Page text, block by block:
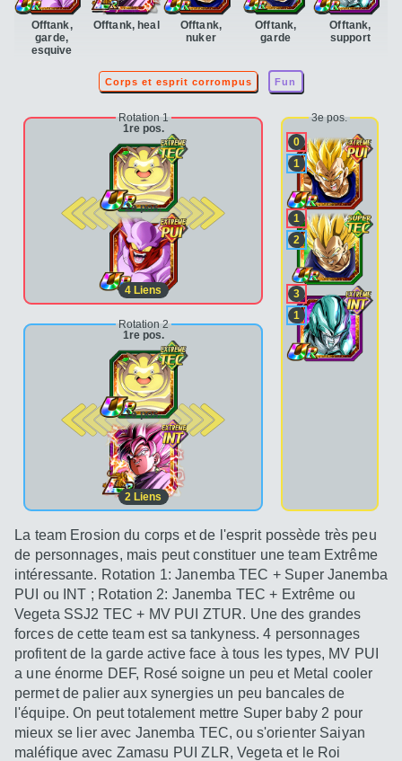
Offtank,
garde,
esquive
Offtank, heal
Offtank,
nuker
Offtank,
garde
Offtank,
support
Corps et esprit corrompus Fun
Rotation 1
1re pos.
2e pos.
4 Liens
Rotation 2
1re pos.
2e pos.
2 Liens
3e pos.
0
1
1
2
3
1
La team Erosion du corps et de l'esprit possède très peu
de personnages, mais peut constituer une team Extrême
intéressante. Rotation 1: Janemba TEC + Super Janemba
PUI ou INT ; Rotation 2: Janemba TEC + Extrême ou
Vegeta SSJ2 TEC + MV PUI ZTUR. Une des grandes
forces de cette team est sa tankyness. 4 personnages
profitent de la garde active face à tous les types, MV PUI
a une énorme DEF, Rosé soigne un peu et Metal cooler
permet de palier aux synergies un peu bancales de
l'équipe. On peut totalement mettre Super baby 2 pour
mieux se lier avec Janemba TEC, ou s'orienter Saiyan
maléfique avec Zamasu PUI ZLR, Vegeta et le Roi